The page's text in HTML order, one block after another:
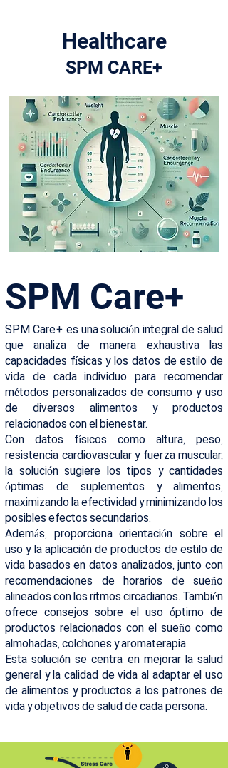
Healthcare
SPM CARE+
SPM Care+
SPM Care+ es una solución integral de salud
que analiza de manera exhaustiva las
capacidades físicas y los datos de estilo de
vida de cada individuo para recomendar
métodos personalizados de consumo y uso
de diversos alimentos y productos
relacionados con el bienestar.
Con datos físicos como altura, peso,
resistencia cardiovascular y fuerza muscular,
la solución sugiere los tipos y cantidades
óptimas de suplementos y alimentos,
maximizando la efectividad y minimizando los
posibles efectos secundarios.
Además, proporciona orientación sobre el
uso y la aplicación de productos de estilo de
vida basados en datos analizados, junto con
recomendaciones de horarios de sueño
alineados con los ritmos circadianos. También
ofrece consejos sobre el uso óptimo de
productos relacionados con el sueño como
almohadas, colchones y aromaterapia.
Esta solución se centra en mejorar la salud
general y la calidad de vida al adaptar el uso
de alimentos y productos a los patrones de
vida y objetivos de salud de cada persona.